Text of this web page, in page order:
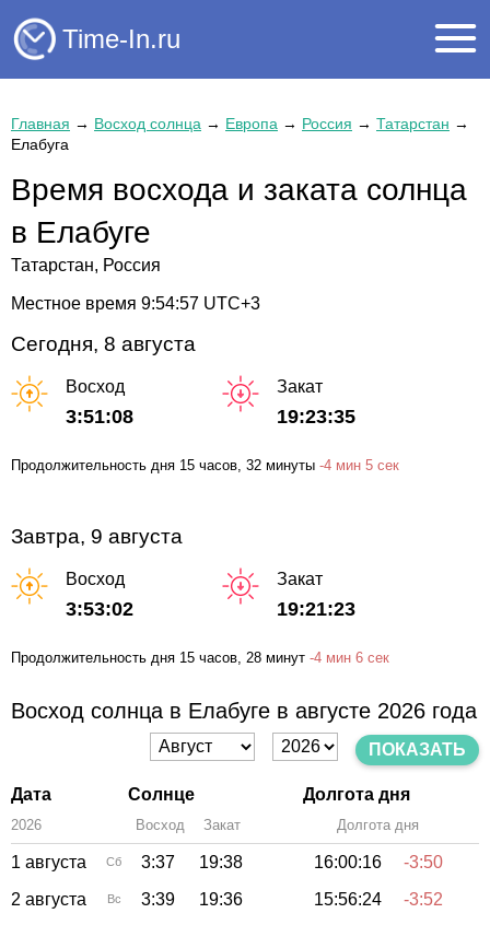
Time-In.ru
Главная → Восход солнца → Европа → Россия → Татарстан →
Елабуга
Время восхода и заката солнца
в Елабуге
Татарстан, Россия
Местное время 9:54:57 UTC+3
Сегодня, 8 августа
Восход
3:51:08
Закат
19:23:35
Продолжительность дня 15 часов , 32 минуты -4 мин 5 сек
Завтра, 9 августа
Восход
3:53:02
Закат
19:21:23
Продолжительность дня 15 часов, 28 минут -4 мин 6 сек
Восход солнца в Елабуге в августе 2026 года
ПОКАЗАТЬ
Дата Солнце Долгота дня
2026 Восход Закат Долгота дня
1 августа Сб 3:37 19:38 16:00:16
-3:50
2 августа
Вс 3:39 19:36 15:56:24
-3:52